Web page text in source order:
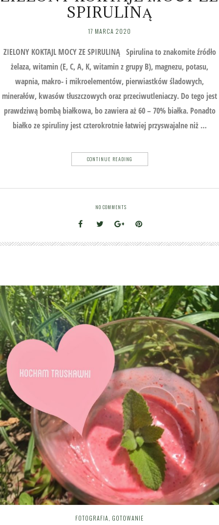
SPIRULINĄ
17 MARCA 2020
ZIELONY KOKTAJL MOCY ZE SPIRULINĄ Spirulina to znakomite źródło
żelaza, witamin (E, C, A, K, witamin z grupy B), magnezu, potasu,
wapnia, makro- i mikroelementów, pierwiastków śladowych,
minerałów, kwasów tłuszczowych oraz przeciwutleniaczy. Do tego jest
prawdziwą bombą białkowa, bo zawiera aż 60 – 70% białka. Ponadto
białko ze spiruliny jest czterokrotnie łatwiej przyswajalne niż …
CONTINUE READING
NO COMMENTS
FOTOGRAFIA, GOTOWANIE